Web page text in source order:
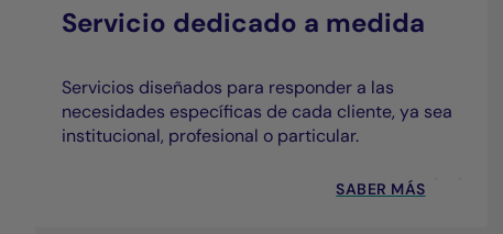
Servicio dedicado a medida
Servicios diseñados para responder a las
necesidades específicas de cada cliente, ya sea
institucional, profesional o particular.
SABER MÁS